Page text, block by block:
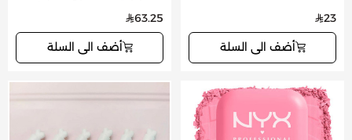
23
أضف الى السلة
63.25
أضف الى السلة